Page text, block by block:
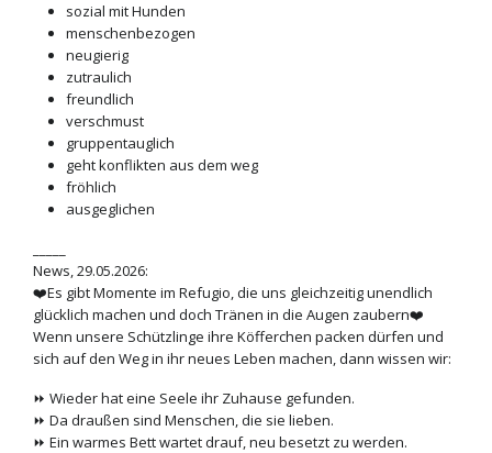
sozial mit Hunden
menschenbezogen
neugierig
zutraulich
freundlich
verschmust
gruppentauglich
geht konflikten aus dem weg
fröhlich
ausgeglichen
News, 29.05.2026:
❤️Es gibt Momente im Refugio, die uns gleichzeitig unendlich
glücklich machen und doch Tränen in die Augen zaubern❤️
Wenn unsere Schützlinge ihre Köfferchen packen dürfen und
sich auf den Weg in ihr neues Leben machen, dann wissen wir:
⏩ Wieder hat eine Seele ihr Zuhause gefunden.
⏩ Da draußen sind Menschen, die sie lieben.
⏩ Ein warmes Bett wartet drauf, neu besetzt zu werden.